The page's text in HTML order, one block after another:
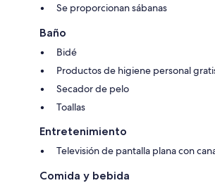
Se proporcionan sábanas
Baño
Bidé
Productos de higiene personal
Secador de pelo
Toallas
Entretenimiento
Televisión de pantalla plana con
Comida y bebida